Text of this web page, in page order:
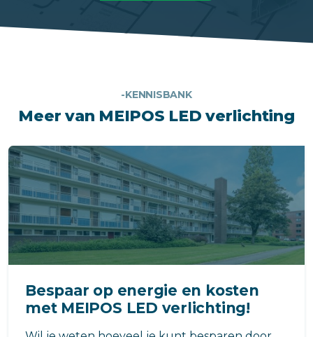
-KENNISBANK
Meer van MEIPOS LED verlichting
Bespaar op energie en kosten
met MEIPOS LED verlichting!